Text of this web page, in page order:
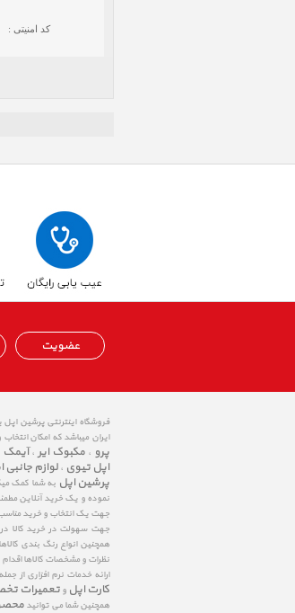
کد امنیتی :
عضویت
فروشگاه اینترنتی پرشین
ایران میباشد که امکان
پرو ، مکبوک ایر ، آیمک
اپل تیوی ، لوازم جانبی
پرشین اپل به شما کمک
نموده و یک خرید آنلاین
جهت یک انتخاب و خرید
جهت سهولت در خرید کالا در
همچنین انواع رنگ بندی
نظرات و مشخصات کالاها
ارائه خدمات نرم افزاری از
کارت اپل وتعمیرات
همچنین شما می توانید